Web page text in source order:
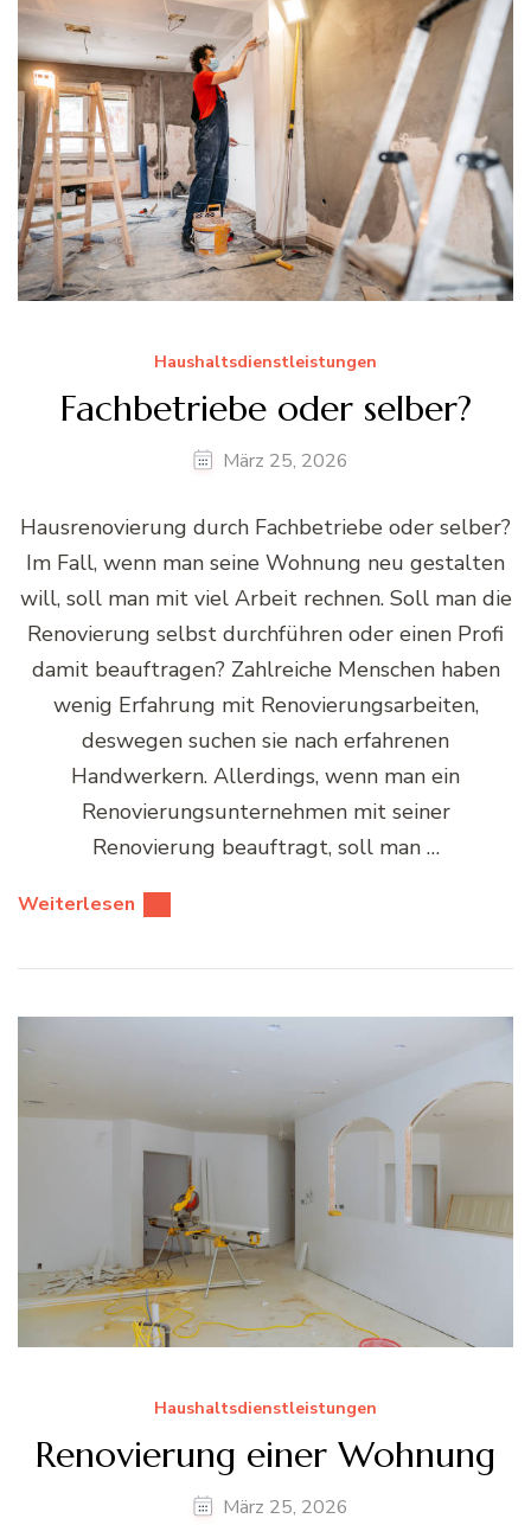
Haushaltsdienstleistungen
Fachbetriebe oder selber?
März 25, 2026
Hausrenovierung durch Fachbetriebe oder selber?
Im Fall, wenn man seine Wohnung neu gestalten
will, soll man mit viel Arbeit rechnen. Soll man die
Renovierung selbst durchführen oder einen Profi
damit beauftragen? Zahlreiche Menschen haben
wenig Erfahrung mit Renovierungsarbeiten,
deswegen suchen sie nach erfahrenen
Handwerkern. Allerdings, wenn man ein
Renovierungsunternehmen mit seiner
Renovierung beauftragt, soll man …
Weiterlesen
Haushaltsdienstleistungen
Renovierung einer Wohnung
März 25, 2026